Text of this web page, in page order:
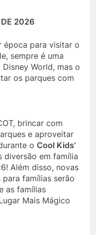
DE 2026
época para visitar o
sempre é uma
World, mas o
os parques com
brincar com
e aproveitar
o Cool Kids’
diversão em família
Além disso, novas
famílias serão
as famílias
Mais Mágico